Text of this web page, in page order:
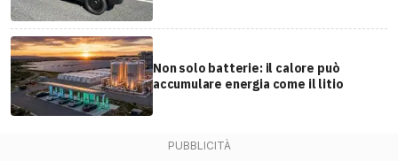
Non solo batterie: il calore può
accumulare energia come il litio